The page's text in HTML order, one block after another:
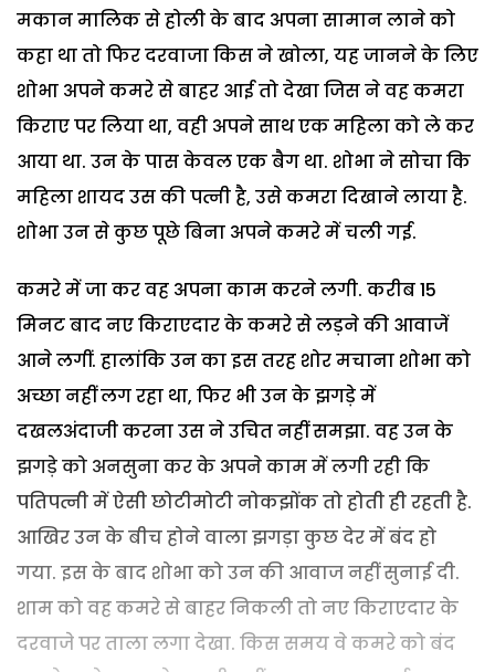
मकान मालिक से होली के बाद अपना सामान लाने को
कहा था तो फिर दरवाजा किस ने खोला, यह जानने के लिए
शोभा अपने कमरे से बाहर आई तो देखा जिस ने वह कमरा
किराए पर लिया था, वही अपने साथ एक महिला को ले कर
आया था. उन के पास केवल एक बैग था. शोभा ने सोचा कि
महिला शायद उस की पत्नी है, उसे कमरा दिखाने लाया है.
शोभा उन से कुछ पूछे बिना अपने कमरे में चली गई.
कमरे में जा कर वह अपना काम करने लगी. करीब 15
मिनट बाद नए किराएदार के कमरे से लड़ने की आवाजें
आने लगीं. हालांकि उन का इस तरह शोर मचाना शोभा को
अच्छा नहीं लग रहा था, फिर भी उन के झगड़े में
दखलअंदाजी करना उस ने उचित नहीं समझा. वह उन के
झगड़े को अनसुना कर के अपने काम में लगी रही कि
पतिपत्नी में ऐसी छोटीमोटी नोकझोंक तो होती ही रहती है.
आखिर उन के बीच होने वाला झगड़ा कुछ देर में बंद हो
गया. इस के बाद शोभा को उन की आवाज नहीं सुनाई दी.
शाम को वह कमरे से बाहर निकली तो नए किराएदार के
दरवाजे पर ताला लगा देखा. किस समय वे कमरे को बंद